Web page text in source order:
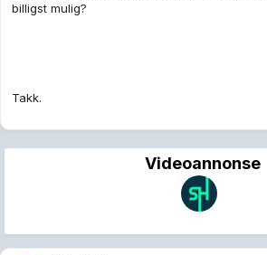
billigst mulig?
Takk.
Videoannonse